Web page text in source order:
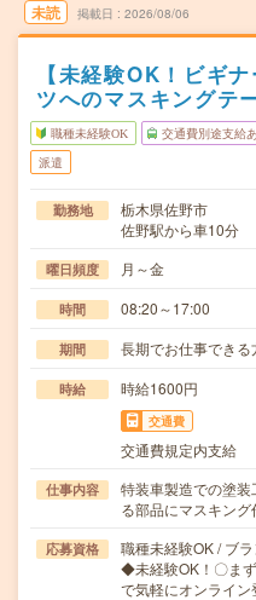
未読 掲載日 2026/08/06
【未経験OK！ビギ
ツへのマスキングテ
職種未経験OK 交通費別途支給
派遣
勤務地
栃木県佐野市
佐野駅から車10分
曜日頻度 月～金
時間 08:20～17:00
期間 長期でお仕事できる
時給 時給1600円
交通費
交通費規定内支給
仕事内容
特装車製造での塗
る部品にマスキン
応募資格
職種未経験OK / ブ
◆未経験OK！〇ま
で気軽にオンライ